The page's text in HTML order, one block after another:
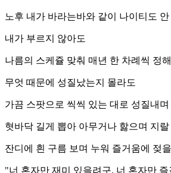
노후 내가 바라는바와 같이 나이티도 안
내가 부르지 않아도
나름의 스케쥴 맞춰 매년 한 차례씩 정
무엇 때문에 성질났는지 몰라도
가끔 스팟으로 씩씩 있는 대로 성질내며
혓바닥 길게 뽑아 아무거나 핧으며 지
잔디에 흰 구름 보며 누워 즐거움에 젖
"너 혼자만 재미 있을려구, 너 혼자만 즐